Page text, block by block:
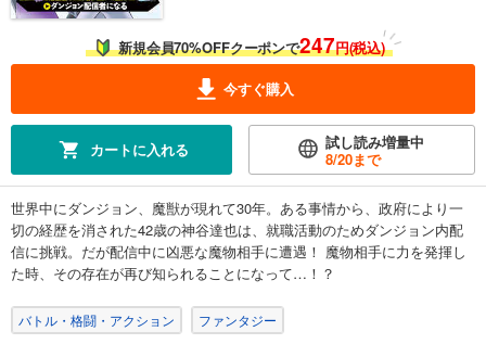
新規会員70%OFFクーポンで247円(税込)
今すぐ購入
カートに入れる
試し読み増量中
8/20まで
世界中にダンジョン、魔獣が現れて30年。ある事情から、政府により一
切の経歴を消された42歳の神谷達也は、就職活動のためダンジョン内配
信に挑戦。だが配信中に凶悪な魔物相手に遭遇！ 魔物相手に力を発揮し
た時、その存在が再び知られることになって…！？
バトル・格闘・アクション ファンタジー